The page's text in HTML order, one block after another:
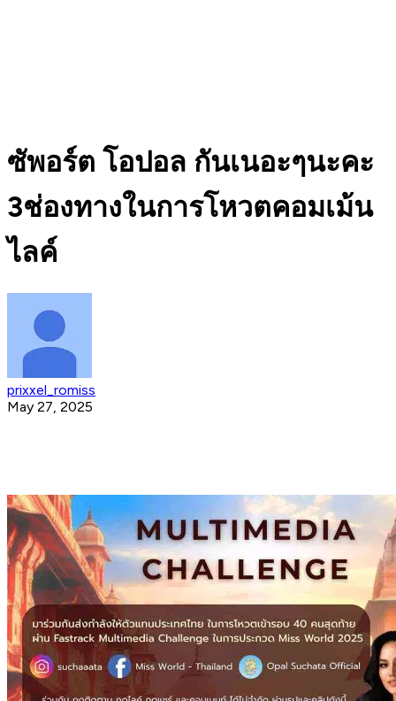
ซัพอร์ต โอปอล กันเนอะๆนะคะ
3ช่องทางในการโหวตคอมเม้น
ไลค์
prixxel_romiss
May 27, 2025